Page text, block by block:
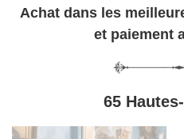
Achat dans les
et paiement
65